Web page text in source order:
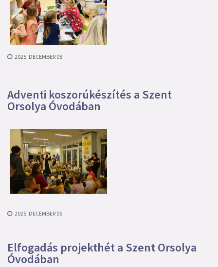
2025. DECEMBER 08.
Adventi koszorúkészítés a Szent
Orsolya Óvodában
2025. DECEMBER 05.
Elfogadás projekthét a Szent Orsolya
Óvodában